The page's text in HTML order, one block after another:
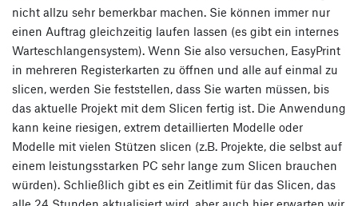
nicht allzu sehr bemerkbar machen. Sie können immer nur
einen Auftrag gleichzeitig laufen lassen (es gibt ein internes
Warteschlangensystem). Wenn Sie also versuchen, EasyPrint
in mehreren Registerkarten zu öffnen und alle auf einmal zu
slicen, werden Sie feststellen, dass Sie warten müssen, bis
das aktuelle Projekt mit dem Slicen fertig ist. Die Anwendung
kann keine riesigen, extrem detaillierten Modelle oder
Modelle mit vielen Stützen slicen (z.B. Projekte, die selbst auf
einem leistungsstarken PC sehr lange zum Slicen brauchen
würden). Schließlich gibt es ein Zeitlimit für das Slicen, das